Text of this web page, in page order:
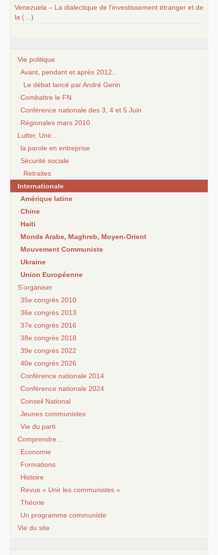
Venezuela – La dialectique de l'investissement étranger et de
la (…)
Vie politique
Avant, pendant et après 2012...
Le débat lancé par André Gerin
Combattre le FN
Conférence nationale des 3, 4 et 5 Juin
Régionales mars 2010
Lutter, Unir...
la parole en entreprise
Sécurité sociale
Retraites
Internationale
Amérique latine
Chine
Haiti
Monde Arabe, Maghreb, Moyen-Orient
Mouvement Communiste
Ukraine
Union Européenne
S’organiser
35e congrès 2010
36e congrès 2013
37e congrès 2016
38e congrès 2018
39e congrès 2022
40e congrès 2026
Conférence nationale 2014
Conférence nationale 2024
Conseil National
Jeunes communistes
Vie du parti
Comprendre...
Economie
Formations
Histoire
Revue « Unir les communistes »
Théorie
Un programme communiste
Vie du site